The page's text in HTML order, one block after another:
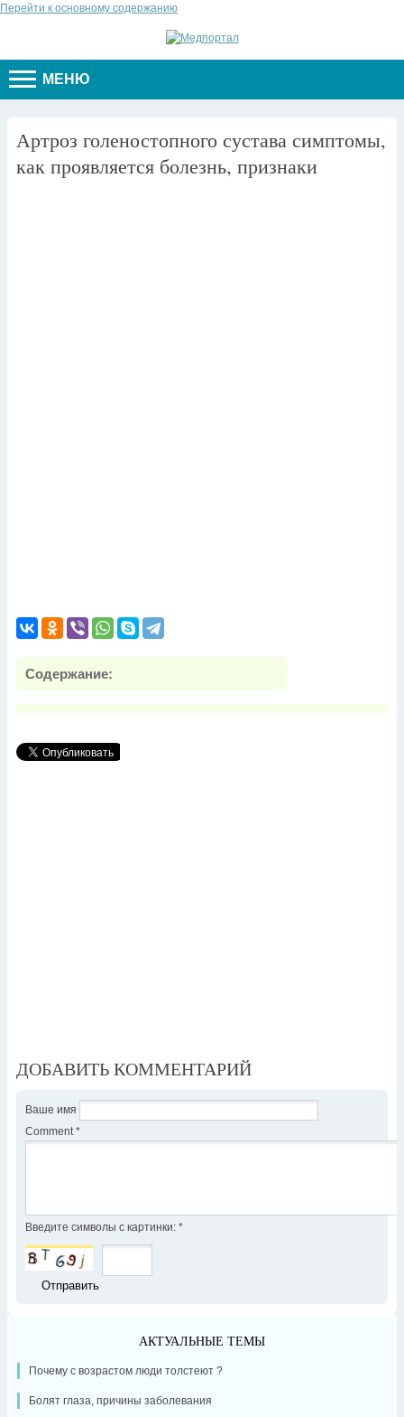
Перейти к основному содержанию
МЕНЮ
Артроз голеностопного сустава симптомы,
как проявляется болезнь, признаки
Содержание:
ДОБАВИТЬ КОММЕНТАРИЙ
Ваше имя
Comment *
Введите символы с картинки: *
АКТУАЛЬНЫЕ ТЕМЫ
Почему с возрастом люди толстеют ?
Болят глаза, причины заболевания